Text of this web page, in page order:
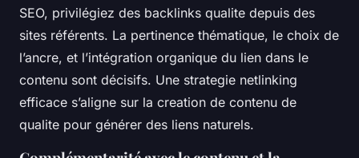
SEO, privilégiez des backlinks qualite depuis des
sites référents. La pertinence thématique, le choix de
l’ancre, et l’intégration organique du lien dans le
contenu sont décisifs. Une strategie netlinking
efficace s’aligne sur la creation de contenu de
qualite pour générer des liens naturels.